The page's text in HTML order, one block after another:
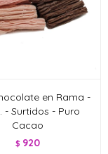
en Rama -
- Surtidos - Puro
Cacao
$ 920